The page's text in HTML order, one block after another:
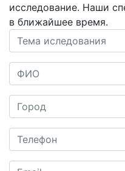
исследование. Наши
в ближайшее время.